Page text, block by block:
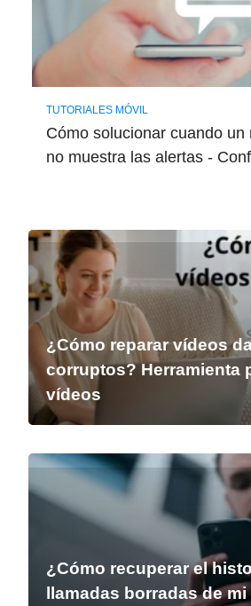
TUTORIALES MÓVIL
Cómo solucionar cuando un
no muestra las alertas -
¿Cómo reparar vídeos
corruptos? Herramienta
vídeos
¿Cómo recuperar el
llamadas borradas de